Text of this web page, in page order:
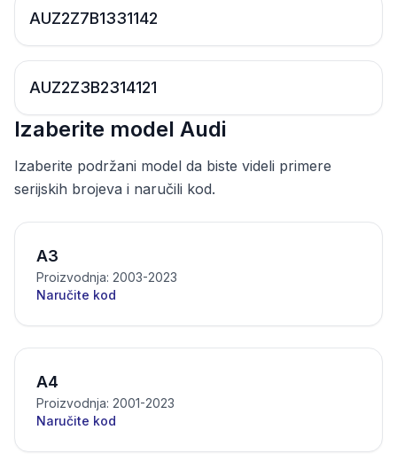
AUZ2Z7B1331142
AUZ2Z3B2314121
Izaberite model Audi
Izaberite podržani model da biste videli primere
serijskih brojeva i naručili kod.
A3
Proizvodnja: 2003-2023
Naručite kod
A4
Proizvodnja: 2001-2023
Naručite kod